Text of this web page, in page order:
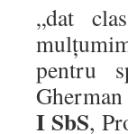
„dat
pentru
Gherman
I SbS,